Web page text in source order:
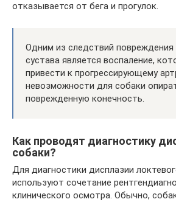
отказывается от бега и прогулок.
Одним из следствий повреждения
сустава является воспаление,
привести к прогрессирующему
невозможности для собаки
поврежденную конечность.
Как проводят диагностику
собаки?
Для диагностики дисплазии
используют сочетание
клинического осмотра. Обычно,